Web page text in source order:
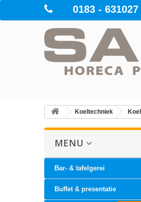
0183 - 631027
Koeltechniek
MENU
Bar- & tafelgerei
Buffet & presentatie